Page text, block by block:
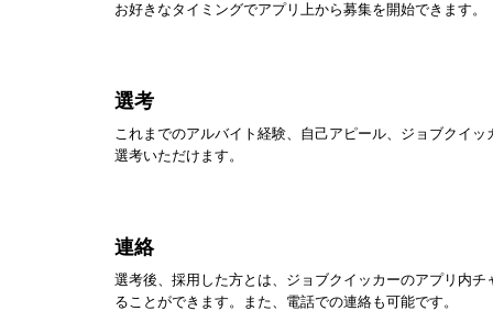
お好きなタイミングでアプリ上から募集を開始できます。
選考
これまでのアルバイト経験、自己アピール、ジョブクイ
選考いただけます。
連絡
選考後、採用した方とは、ジョブクイッカーのアプリ内
ることができます。また、電話での連絡も可能です。